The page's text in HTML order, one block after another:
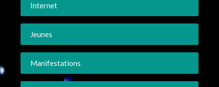
Internet
Jeunes
Manifestations